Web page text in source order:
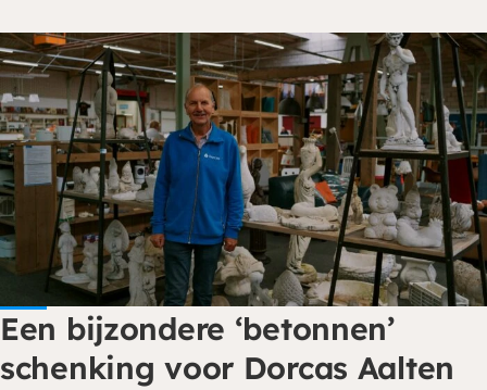
Een bijzondere ‘betonnen’
schenking voor Dorcas Aalten